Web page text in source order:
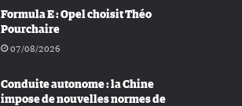
Formula E : Opel choisit Théo
Pourchaire
07/08/2026
Conduite autonome : la Chine
impose de nouvelles normes de